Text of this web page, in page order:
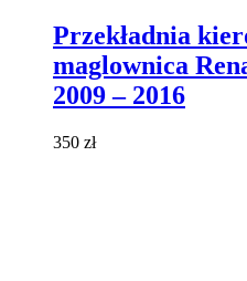
ma
wiele
wariantów.
Opcje
można
Przekładnia
maglownica
2009 – 2016
350 zł